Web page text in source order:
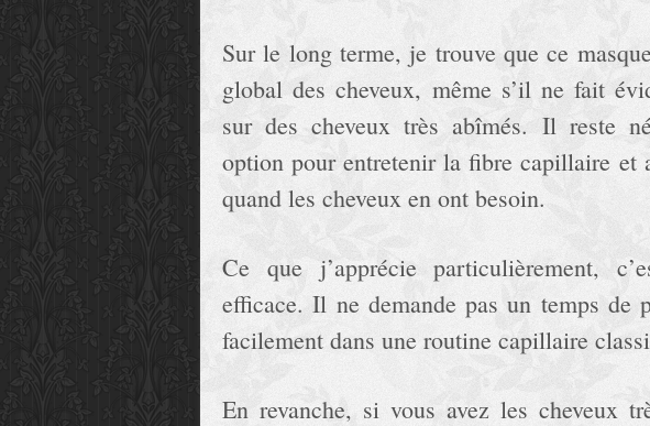
Sur le long terme, je trouve que ce
global des cheveux, même s’il ne fait
sur des cheveux très abîmés. Il reste
option pour entretenir la fibre capillaire et
quand les cheveux en ont besoin.
Ce que j’apprécie particulièrement,
efficace. Il ne demande pas un temps de
facilement dans une routine capillaire
En revanche, si vous avez les cheveux